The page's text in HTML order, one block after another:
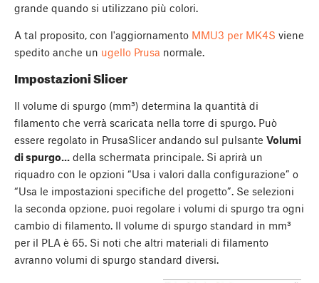
grande quando si utilizzano più colori.
A tal proposito, con l'aggiornamento MMU3 per MK4S viene
spedito anche un ugello Prusa normale.
Impostazioni Slicer
Il volume di spurgo (mm³) determina la quantità di
filamento che verrà scaricata nella torre di spurgo. Può
essere regolato in PrusaSlicer andando sul pulsante Volumi
di spurgo... della schermata principale. Si aprirà un
riquadro con le opzioni “Usa i valori dalla configurazione” o
“Usa le impostazioni specifiche del progetto”. Se selezioni
la seconda opzione, puoi regolare i volumi di spurgo tra ogni
cambio di filamento. Il volume di spurgo standard in mm³
per il PLA è 65. Si noti che altri materiali di filamento
avranno volumi di spurgo standard diversi.